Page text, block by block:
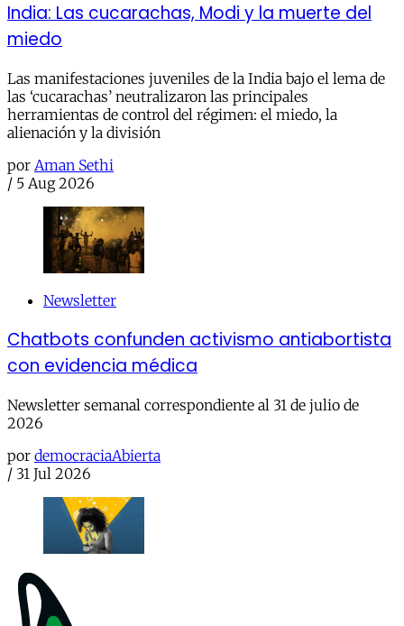
India: Las cucarachas, Modi y la muerte del
miedo
Las manifestaciones juveniles de la India bajo el lema de
las ‘cucarachas’ neutralizaron las principales
herramientas de control del régimen: el miedo, la
alienación y la división
por Aman Sethi
/ 5 Aug 2026
Newsletter
Chatbots confunden activismo antiabortista
con evidencia médica
Newsletter semanal correspondiente al 31 de julio de
2026
por democraciaAbierta
/ 31 Jul 2026